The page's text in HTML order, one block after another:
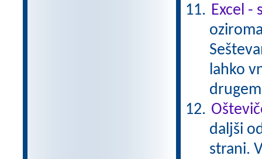
Excel -
lahko
daljši
strani.